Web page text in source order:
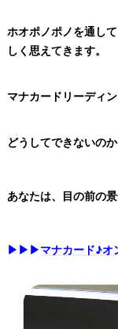
ホオポノポノを通し
しく思えてきます。
マナカードリーディ
どうしてできないの
あなたは、目の前の
▶▶▶マナカード♪オ